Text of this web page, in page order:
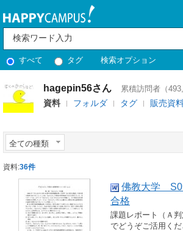
すべて タグ 検索オプション
hagepin56さん 累積訪問者（
資料 フォルダ タグ 販売資
全ての種類
資料:36件
佛教大学
合格
課題レポート（Ａ
でどうぞご活用く